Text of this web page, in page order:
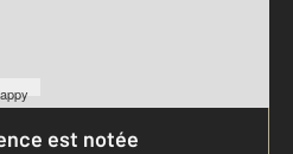
est notée